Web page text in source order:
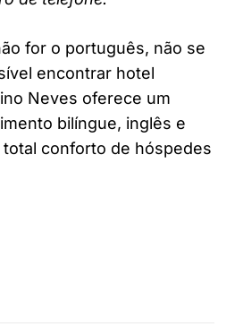
for o português, não se
encontrar hotel
Neves oferece um
bilíngue, inglês e
total conforto de hóspedes